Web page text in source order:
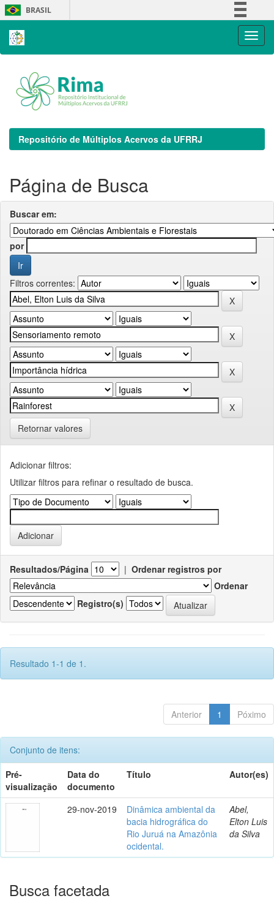
Skip
navigation
BRASIL
Repositório de Múltiplos Acervos da UFRRJ
Página de Busca
Buscar em:
por
Filtros correntes:
Retornar valores
Adicionar filtros:
Utilizar filtros para refinar o resultado de busca.
Resultados/Página | Ordenar registros por
Ordenar
Registro(s)
Resultado 1-1 de 1.
Anterior 1 Póximo
Conjunto de itens:
Pré-
visualização
Data do
documento
Título Autor(es)
29-nov-2019
Dinâmica ambiental da
bacia hidrográfica do
Rio Juruá na Amazônia
ocidental.
Abel,
Elton Luis
da Silva
Busca facetada